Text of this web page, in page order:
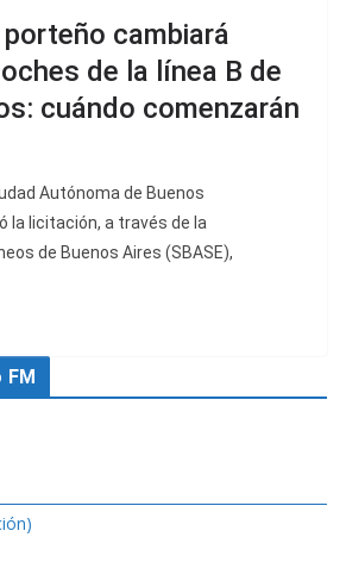
cambiará
de la línea B de
cuándo comenzarán
Autónoma de Buenos
la licitación, a través de la
de Buenos Aires (SBASE),
FM